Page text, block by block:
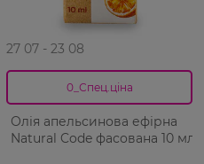
27 07 - 23 08
0_Спец.ціна
Олія апельсинова ефірна
Natural Code фасована 10 мл